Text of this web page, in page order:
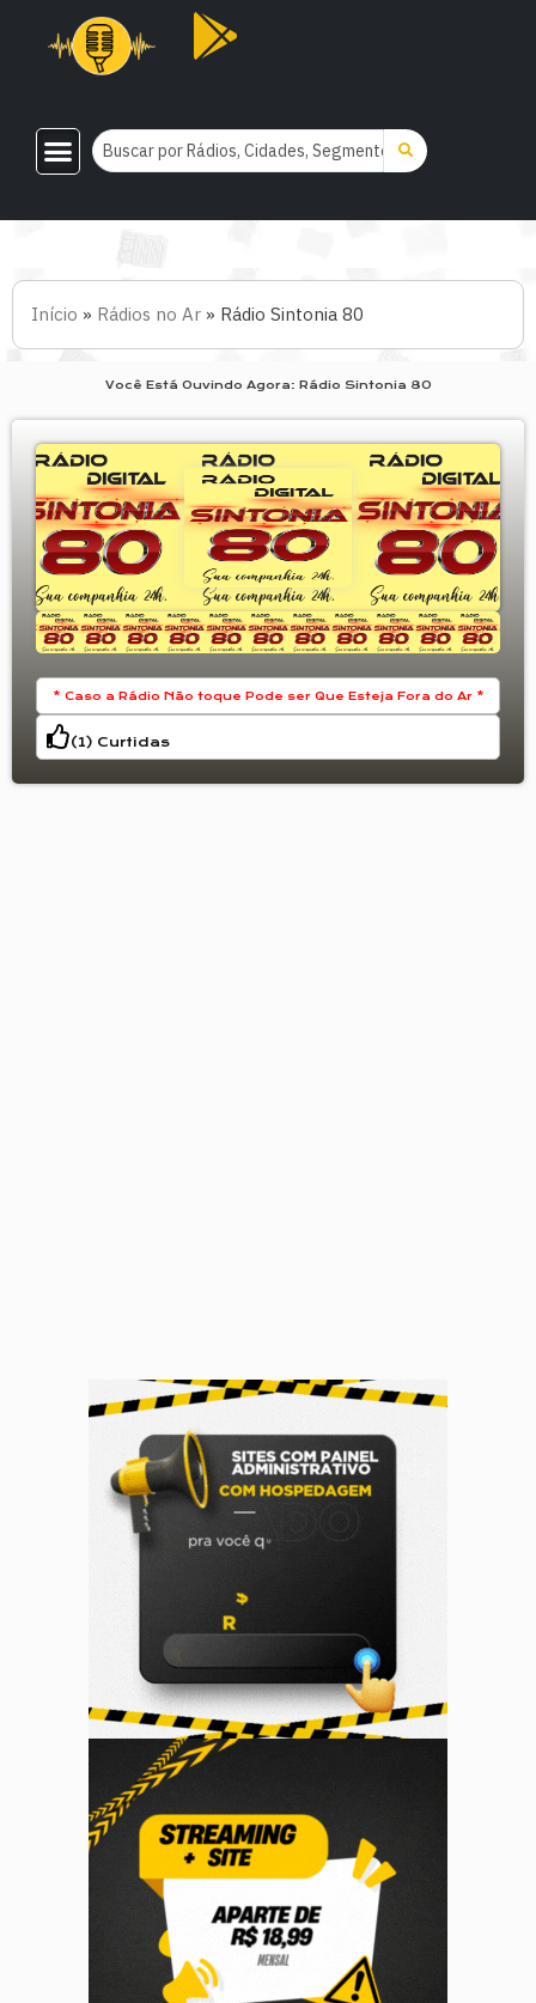
Início » Rádios no Ar » Rádio Sintonia 80
Você Está Ouvindo Agora: Rádio Sintonia 80
* Caso a Rádio Não toque Pode ser Que Esteja Fora do Ar *
(1) Curtidas